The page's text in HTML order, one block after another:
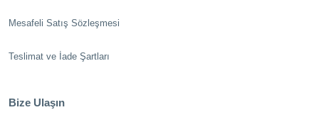
Mesafeli Satış Sözleşmesi
Teslimat ve İade Şartları
Bize Ulaşın